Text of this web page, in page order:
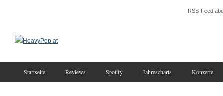
RSS-Feed
Startseite Reviews Spotify Jahrescharts Konzerte